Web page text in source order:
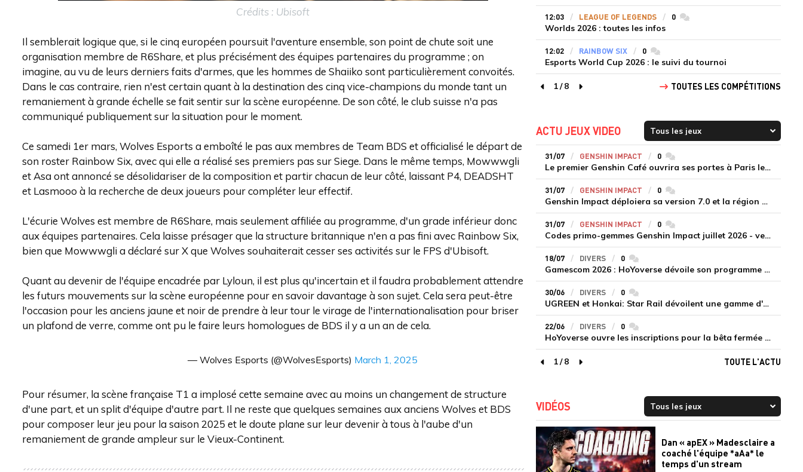
Crédits : Ubisoft
Il semblerait logique que, si le cinq européen poursuit l'aventure ensemble, son point de chute soit une
organisation membre de R6Share, et plus précisément des équipes partenaires du programme ; on
imagine, au vu de leurs derniers faits d'armes, que les hommes de Shaiiko sont particulièrement convoités.
Dans le cas contraire, rien n'est certain quant à la destination des cinq vice-champions du monde tant un
remaniement à grande échelle se fait sentir sur la scène européenne. De son côté, le club suisse n'a pas
communiqué publiquement sur la situation pour le moment.
Ce samedi 1er mars, Wolves Esports a emboîté le pas aux membres de Team BDS et officialisé le départ de
son roster Rainbow Six, avec qui elle a réalisé ses premiers pas sur Siege. Dans le même temps, Mowwwgli
et Asa ont annoncé se désolidariser de la composition et partir chacun de leur côté, laissant P4, DEADSHT
et Lasmooo à la recherche de deux joueurs pour compléter leur effectif.
L'écurie Wolves est membre de R6Share, mais seulement affiliée au programme, d'un grade inférieur donc
aux équipes partenaires. Cela laisse présager que la structure britannique n'en a pas fini avec Rainbow Six,
bien que Mowwwgli a déclaré sur X que Wolves souhaiterait cesser ses activités sur le FPS d'Ubisoft.
Quant au devenir de l'équipe encadrée par Lyloun, il est plus qu'incertain et il faudra probablement attendre
les futurs mouvements sur la scène européenne pour en savoir davantage à son sujet. Cela sera peut-être
l'occasion pour les anciens jaune et noir de prendre à leur tour le virage de l'internationalisation pour briser
un plafond de verre, comme ont pu le faire leurs homologues de BDS il y a un an de cela.
— Wolves Esports (@WolvesEsports) March 1, 2025
Pour résumer, la scène française T1 a implosé cette semaine avec au moins un changement de structure
d'une part, et un split d'équipe d'autre part. Il ne reste que quelques semaines aux anciens Wolves et BDS
pour composer leur jeu pour la saison 2025 et le doute plane sur leur devenir à tous à l'aube d'un
remaniement de grande ampleur sur le Vieux-Continent.
12:03 LEAGUE OF LEGENDS 0commentaires
Worlds 2026 : toutes les infos
12:02 RAINBOW SIX 0commentaires
Esports World Cup 2026 : le suivi du tournoi
page précédente
1/8
page suivante
TOUTES LES COMPÉTITIONS
ACTU JEUX VIDEO
31/07 GENSHIN IMPACT 0commentaires
Le premier Genshin Café ouvrira ses portes à Paris le 14 août
31/07 GENSHIN IMPACT 0commentaires
Genshin Impact déploiera sa version 7.0 et la région de Snezhnaya le 12 août
31/07 GENSHIN IMPACT 0commentaires
Codes primo-gemmes Genshin Impact juillet 2026 - version 7.0
18/07 DIVERS 0commentaires
Gamescom 2026 : HoYoverse dévoile son programme et présente deux nouveaux jeux inédits
30/06 DIVERS 0commentaires
UGREEN et Honkai: Star Rail dévoilent une gamme d'accessoires de recharge en édition limitée
22/06 DIVERS 0commentaires
HoYoverse ouvre les inscriptions pour la bêta fermée de Honkai : Nexus Anima
page précédente
1/8
page suivante
TOUTE L'ACTU
VIDÉOS
Dan « apEX » Madesclaire a
coaché l'équipe *aAa* le
temps d'un stream